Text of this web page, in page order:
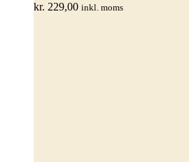
kr. 229,00 inkl. moms